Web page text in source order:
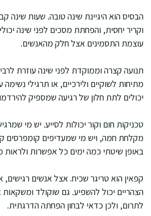
הבסיס הוא היגיינת שינה טובה. שעות שינה
וקריר יחסית, והפחתת מסכים לפני שינה
עוצמת התסמינים אצל חלק מהאנשים.
תנועה קצרה וממוקדת לפני שינה עוזרת
מתיחות לשוקיים ולירכיים, או תרגילי
יכולים לתת חלון של רגיעה שמספיק
טכניקות חום וקור יכולות לסייע. יש מי
מקלחת חמה, ויש מי שמעדיפים קומפרסים
באופן שיטתי כמה ימים כל אפשרות ולראות
קפאין הוא טריגר שכיח. אצל אנשים
הצהריים יכול להשפיע. גם שוקולד ומשקאות
לתרום, ולכן כדאי לבחון הפחתה הדרגתית.